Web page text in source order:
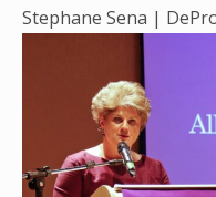
Stephane Sena |